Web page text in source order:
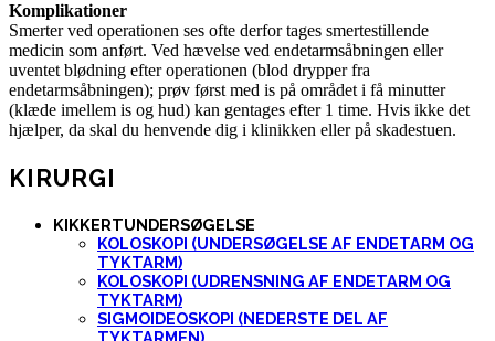
Komplikationer
Smerter ved operationen ses ofte derfor tages smertestillende
medicin som anført. Ved hævelse ved endetarmsåbningen eller
uventet blødning efter operationen (blod drypper fra
endetarmsåbningen); prøv først med is på området i få minutter
(klæde imellem is og hud) kan gentages efter 1 time. Hvis ikke det
hjælper, da skal du henvende dig i klinikken eller på skadestuen.
KIRURGI
KIKKERTUNDERSØGELSE
KOLOSKOPI (UNDERSØGELSE AF ENDETARM OG
TYKTARM)
KOLOSKOPI (UDRENSNING AF ENDETARM OG
TYKTARM)
SIGMOIDEOSKOPI (NEDERSTE DEL AF